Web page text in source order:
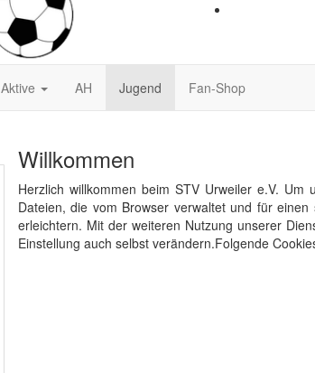
Aktive AH Jugend Fan-Shop
Willkommen
Herzlich willkommen beim STV Urweiler e.V.
Dateien, die vom Browser verwaltet und für
erleichtern. Mit der weiteren Nutzung unserer
Einstellung auch selbst verändern.Folgende